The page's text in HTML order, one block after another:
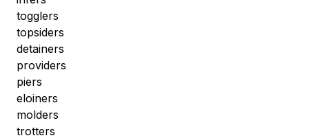
togglers
topsiders
detainers
providers
piers
eloiners
molders
trotters